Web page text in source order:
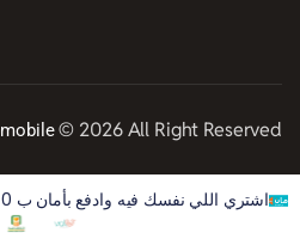
© 2026 All Right Reserved
اشتري اللي نفسك فيه وادفع بأمان ب 0 مقدم و 0 مصاريف و خصم 50% على الفوايد